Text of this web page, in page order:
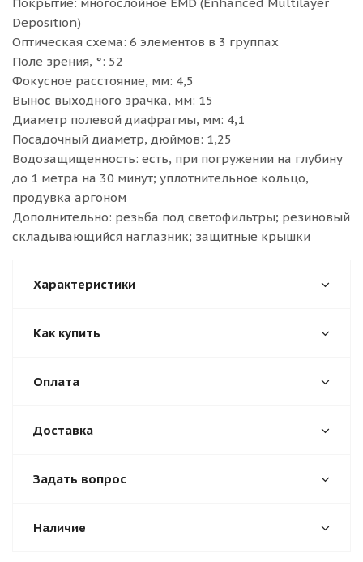
Deposition)
Оптическая схема: 6 элементов в 3 группах
Поле зрения, °: 52
Фокусное расстояние, мм: 4,5
Вынос выходного зрачка, мм: 15
Диаметр полевой диафрагмы, мм: 4,1
Посадочный диаметр, дюймов: 1,25
Водозащищенность: есть, при погружении на глубину
до 1 метра на 30 минут; уплотнительное кольцо,
продувка аргоном
Дополнительно: резьба под светофильтры; резиновый
складывающийся наглазник; защитные крышки
Характеристики
Как купить
Оплата
Доставка
Задать вопрос
Наличие